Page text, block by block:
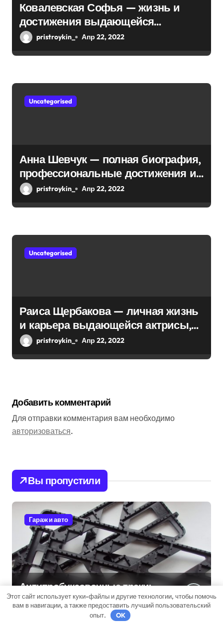
и
я
м
Ковалевская Софья — жизнь и
достижения выдающейся
математической мыслительницы
pristroykin_ Апр 22, 2022
Uncategorised
Анна Шевчук — полная биография,
профессиональные достижения и
интересы, личная жизнь
pristroykin_ Апр 22, 2022
Uncategorised
Раиса Щербакова — личная жизнь
и карьера выдающейся актрисы,
ее достижения в театре и кино,
pristroykin_ Апр 22, 2022
Добавить комментарий
Для отправки комментария вам необходимо
авторизоваться.
Вы пропустили
Гараж и авто
Антипробуксовочные траки:
Обзор и Преимущества
Этот сайт использует куки-файлы и другие технологии, чтобы помочь
вам в навигации, а также предоставить лучший пользовательский
опыт.
OK